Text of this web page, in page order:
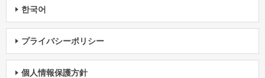
한국어
プライバシーポリシー
個人情報保護方針